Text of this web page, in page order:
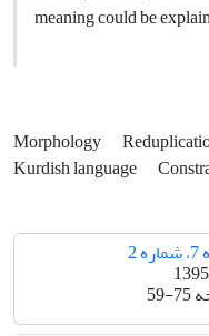
meaning could be
Morphology
Kurdish language
2
59-75